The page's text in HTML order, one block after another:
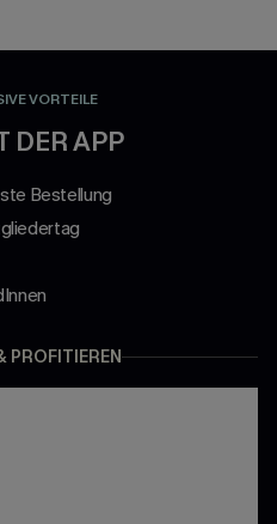
VORTEILE
DER APP
Bestellung
PROFITIEREN